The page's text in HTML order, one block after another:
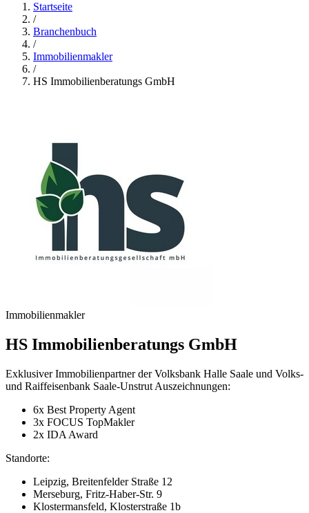
Startseite
/
Branchenbuch
/
Immobilienmakler
/
HS Immobilienberatungs GmbH
Immobilienmakler
HS Immobilienberatungs GmbH
Exklusiver Immobilienpartner der Volksbank Halle Saale und Volks-
und Raiffeisenbank Saale-Unstrut Auszeichnungen:
6x Best Property Agent
3x FOCUS TopMakler
2x IDA Award
Standorte:
Leipzig, Breitenfelder Straße 12
Merseburg, Fritz-Haber-Str. 9
Klostermansfeld, Klosterstraße 1b